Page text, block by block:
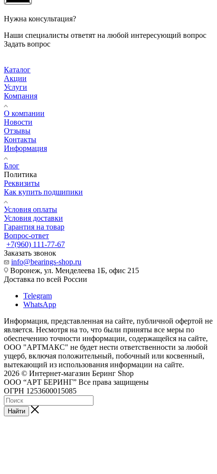
Нужна консультация?
Наши специалисты ответят на любой интересующий вопрос
Задать вопрос
Каталог
Акции
Услуги
Компания
О компании
Новости
Отзывы
Контакты
Информация
Блог
Политика
Реквизиты
Как купить подшипики
Условия оплаты
Условия доставки
Гарантия на товар
Вопрос-ответ
+7(960) 111-77-67
Заказать звонок
info@bearings-shop.ru
Воронеж, ул. Менделеева 1Б, офис 215
Доставка по всей России
Telegram
WhatsApp
Информация, представленная на сайте, публичной офертой не
является. Несмотря на то, что были приняты все меры по
обеспечению точности информации, содержащейся на сайте,
ООО "АРТМАКС" не будет нести ответственности за любой
ущерб, включая положительный, побочный или косвенный,
вытекающий из использования информации на сайте.
2026 © Интернет-магазин Беринг Shop
ООО “АРТ БЕРИНГ” Все права защищены
ОГРН 1253600015085
Найти